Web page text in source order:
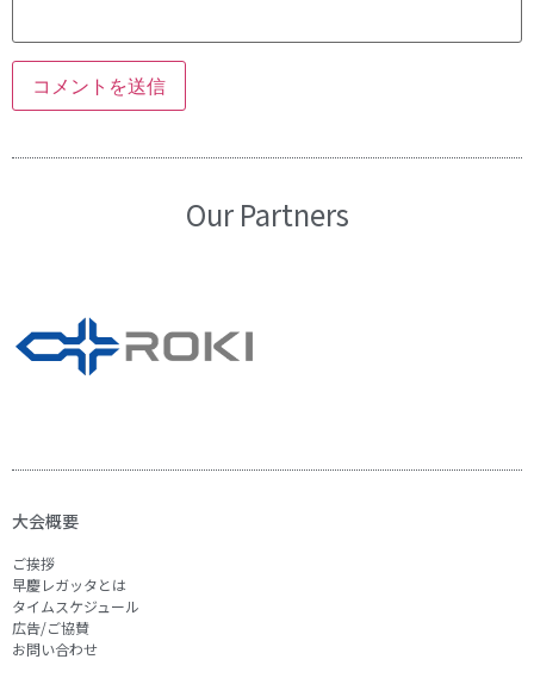
Our Partners
大会概要
ご挨拶
早慶レガッタとは
タイムスケジュール
広告/ご協賛
お問い合わせ